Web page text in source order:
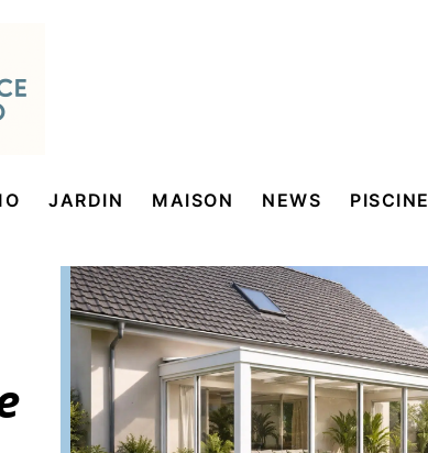
JARDIN MAISON NEWS PISCINE